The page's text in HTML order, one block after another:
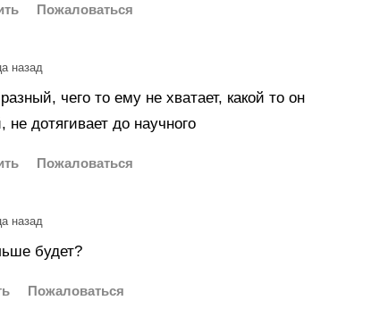
назад
чего то ему не хватает, какой то он
не дотягивает до научного
назад
будет?